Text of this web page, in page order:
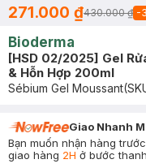
271.000 ₫430.000 ₫ -
Bioderma
[HSD 02/2025] Gel
& Hỗn Hợp 200ml
Sébium Gel Moussant
Giao Nhanh
Bạn muốn nhận hàng trước
giao hàng 2H ở bước